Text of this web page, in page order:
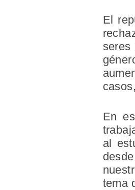
El
seres
En
al
tema